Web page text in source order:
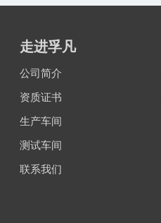
走进孚凡
公司简介
资质证书
生产车间
测试车间
联系我们